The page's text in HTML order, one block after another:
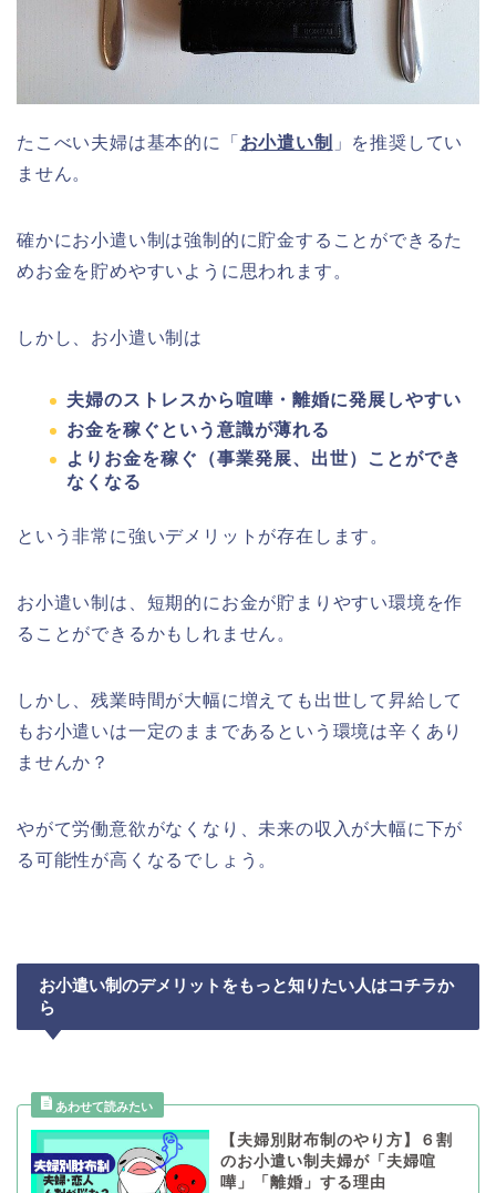
たこべい夫婦は基本的に「 お小遣い制 」を推奨してい
ません。
確かにお小遣い制は強制的に貯金することができるた
めお金を貯めやすいように思われます。
しかし、お小遣い制は
夫婦のストレスから喧嘩・離婚に発展しやすい
お金を稼ぐという意識が薄れる
よりお金を稼ぐ（事業発展、出世）ことができ
なくなる
という非常に強いデメリットが存在します。
お小遣い制は、短期的にお金が貯まりやすい環境を作
ることができるかもしれません。
しかし、残業時間が大幅に増えても出世して昇給して
もお小遣いは一定のままであるという環境は辛くあり
ませんか？
やがて労働意欲がなくなり、未来の収入が大幅に下が
る可能性が高くなるでしょう。
お小遣い制のデメリットをもっと知りたい人はコチラか
ら
【夫婦別財布制のやり方】６割
のお小遣い制夫婦が「夫婦喧
嘩」「離婚」する理由